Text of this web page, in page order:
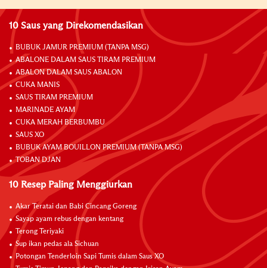
10 Saus yang Direkomendasikan
BUBUK JAMUR PREMIUM (TANPA MSG)
ABALONE DALAM SAUS TIRAM PREMIUM
ABALON DALAM SAUS ABALON
CUKA MANIS
SAUS TIRAM PREMIUM
MARINADE AYAM
CUKA MERAH BERBUMBU
SAUS XO
BUBUK AYAM BOUILLON PREMIUM (TANPA MSG)
TOBAN DJAN
10 Resep Paling Menggiurkan
Akar Teratai dan Babi Cincang Goreng
Sayap ayam rebus dengan kentang
Terong Teriyaki
Sup ikan pedas ala Sichuan
Potongan Tenderloin Sapi Tumis dalam Saus XO